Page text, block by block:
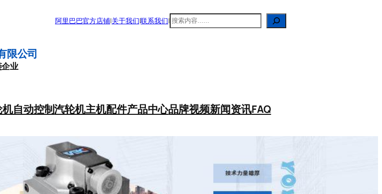
阿里巴巴官方店铺|关于我们|联系我们| 搜
限公司
业
自动控制汽轮机主机配件产品中心品牌视频新闻资讯FAQ